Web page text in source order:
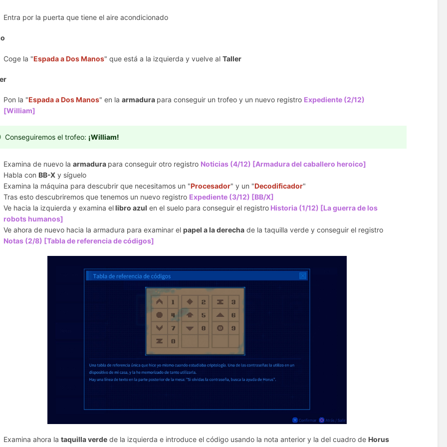
Entra por la puerta que tiene el aire acondicionado
Coge la "Espada a Dos Manos" que está a la izquierda y vuelve alTaller
Pon la "Espada a Dos Manos" en laarmadura para conseguir un trofeo y un nuevo registro Expediente (2/12)
[William]
Conseguiremos el trofeo: ¡William!
Examina de nuevo laarmadura para conseguir otro registro Noticias (4/12) [Armadura del caballero heroico]
Habla con BB-X y síguelo
Examina la máquina para descubrir que necesitamos un "Procesador" y un "Decodificador"
Tras esto descubriremos que tenemos un nuevo registro Expediente (3/12) [BB/X]
Ve hacia la izquierda y examina ellibro azul en el suelo para conseguir el registro Historia (1/12) [La guerra de los
robots humanos]
Ve ahora de nuevo hacia la armadura para examinar elpapel a la derecha de la taquilla verde y conseguir el registro
Notas (2/8) [Tabla de referencia de códigos]
Examina ahora lataquilla verde de la izquierda e introduce el código usando la nota anterior y la del cuadro de Horus